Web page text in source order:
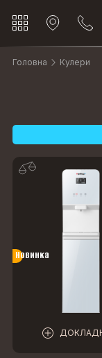
Головна Кулери
Новинка